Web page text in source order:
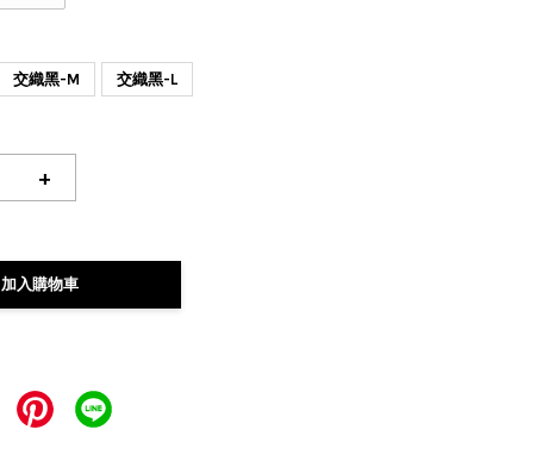
交織黑-M 交織黑-L
+
加入購物車